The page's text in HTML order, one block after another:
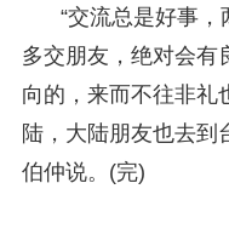
“交流总是好事，
多交朋友，绝对会有
向的，来而不往非礼
陆，大陆朋友也去到
伯仲说。(完)